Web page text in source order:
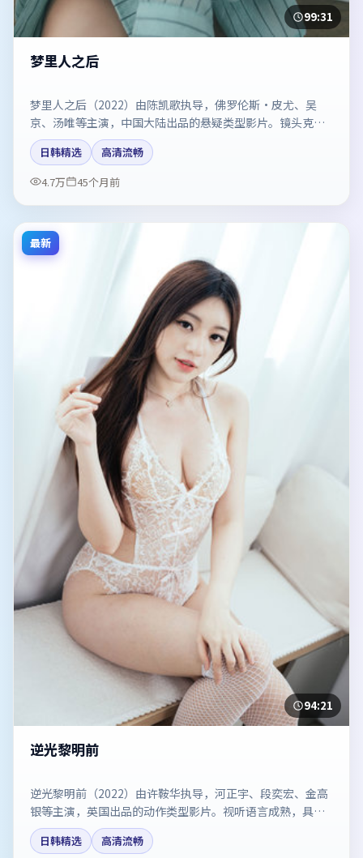
99:31
梦里人之后
梦里人之后（2022）由陈凯歌执导，佛罗伦斯·皮尤、吴
京、汤唯等主演，中国大陆出品的悬疑类型影片。镜头克制
却充满张力，人物弧光完整。剧情简介与主创信息可供检索
参考，上映日期以片方资料为准。
日韩精选
高清流畅
4.7万
45个月前
最新
94:21
逆光黎明前
逆光黎明前（2022）由许鞍华执导，河正宇、段奕宏、金高
银等主演，英国出品的动作类型影片。视听语言成熟，具备
院线质感。剧情简介与主创信息可供检索参考，上映日期以
片方资料为准。
日韩精选
高清流畅